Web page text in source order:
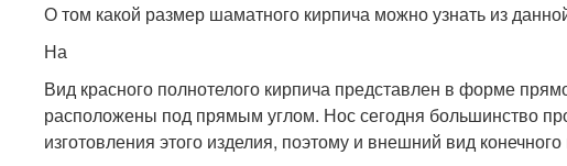
О том какой размер шаматного кирпича можно узнать из
На
Вид красного полнотелого кирпича представлен в форме
расположены под прямым углом. Нос сегодня большинство
изготовления этого изделия, поэтому и внешний вид